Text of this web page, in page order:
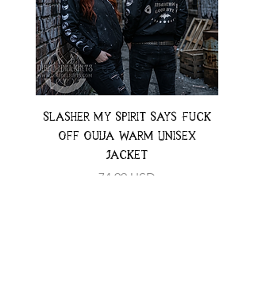
Slasher My Spirit Says Fuck
Off Ouija Warm Unisex
Jacket
Preț
74,99 USD